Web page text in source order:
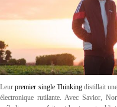
Leurpremier single Thinkingdistillait une
électronique rutilante. Avec Savior,